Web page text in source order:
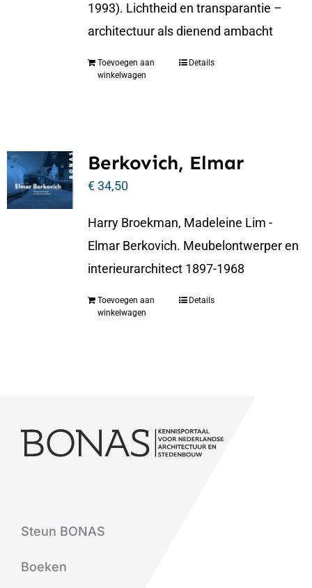
1993). Lichtheid en transparantie –
architectuur als dienend ambacht
Toevoegen aan
winkelwagen
Details
Berkovich, Elmar
€34,50
Harry Broekman, Madeleine Lim -
Elmar Berkovich. Meubelontwerper en
interieurarchitect 1897-1968
Toevoegen aan
winkelwagen
Details
Steun BONAS
Boeken